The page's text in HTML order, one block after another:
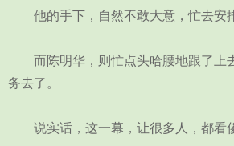
他的手下，自然不敢大意，忙去安
而陈明华，则忙点头哈腰地跟了上
务去了。
说实话，这一幕，让很多人，都看傻